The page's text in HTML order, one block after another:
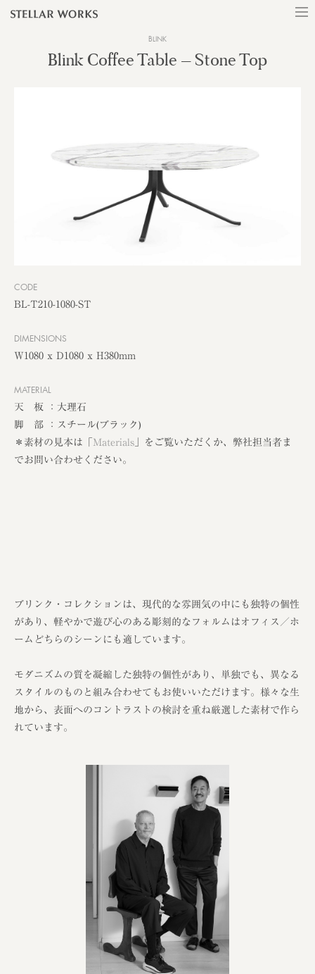
BLINK
Blink Coffee Table – Stone Top
CODE
BL-T210-1080-ST
DIMENSIONS
W1080 x D1080 x H380mm
MATERIAL
天 板 ：大理石
脚 部 ：スチール(ブラック)
＊素材の見本は「 Materials 」をご覧いただくか、弊社担当者ま
でお問い合わせください。
ブリンク・コレクションは、現代的な雰囲気の中にも独特の個性
があり、軽やかで遊び心のある彫刻的なフォルムはオフィス／ホ
ームどちらのシーンにも適しています。
モダニズムの質を凝縮した独特の個性があり、単独でも、異なる
スタイルのものと組み合わせてもお使いいただけます。様々な生
地から、表面へのコントラストの検討を重ね厳選した素材で作ら
れています。